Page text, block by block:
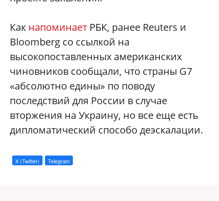
Как напоминает РБК, ранее Reuters и
Bloomberg со ссылкой на
высокопоставленных американских
чиновников сообщали, что страны G7
«абсолютно едины» по поводу
последствий для России в случае
вторжения на Украину, но все еще есть
дипломатический способо деэскалации.
X (Twitter) Telegram